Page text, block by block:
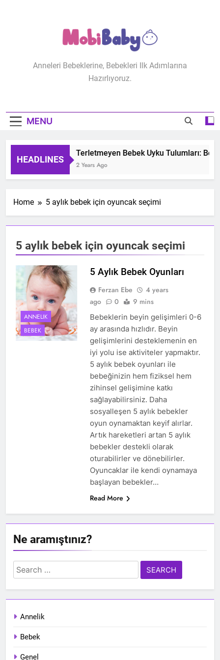
MobiBaby
Anneleri Bebeklerine, Bebekleri Ilk Adımlarına
Hazırlıyoruz.
MENU
HEADLINES
Terletmeyen Bebek Uyku Tulumları:
2 Years Ago
Home 5 aylık bebek için oyuncak seçimi
5 aylık bebek için oyuncak seçimi
ANNELIK
BEBEK
5 Aylık Bebek Oyunları
Ferzan Ebe
4 years
ago
0 9 mins
Bebeklerin beyin gelişimleri 0-6
ay arasında hızlıdır. Beyin
gelişimlerini desteklemenin en
iyi yolu ise aktiviteler yapmaktır.
5 aylık bebek oyunları ile
bebeğinizin hem fiziksel hem
zihinsel gelişimine katkı
sağlayabilirsiniz. Daha
sosyalleşen 5 aylık bebekler
oyun oynamaktan keyif alırlar.
Artık hareketleri artan 5 aylık
bebekler destekli olarak
oturabilirler ve dönebilirler.
Oyuncaklar ile kendi oynamaya
başlayan bebekler…
Read More
Ne aramıştınız?
Search
for:
Annelik
Bebek
Genel